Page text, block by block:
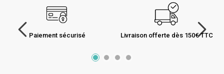
Paiement sécurisé Livraison offerte dès 150€ TTC